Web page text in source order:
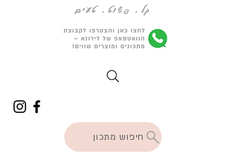
קל. פשוט. טעים
חיפוש מתכון